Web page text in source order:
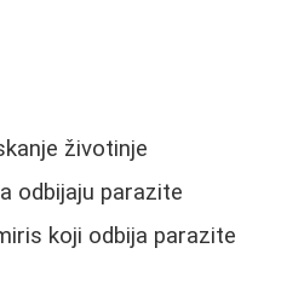
životinje
odbijaju parazite
koji odbija parazite